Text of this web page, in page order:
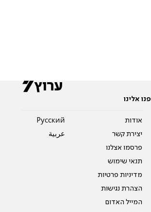
פנו אלינו
אודות
יצירת קשר
פרסמו אצלנו
תנאי שימוש
מדיניות פרטיות
הצהרת נגישות
המייל האדום
Pусский
عربية